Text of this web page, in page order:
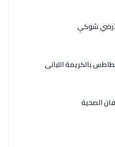
شوكي
بالكريمة اللبانى
الصحية